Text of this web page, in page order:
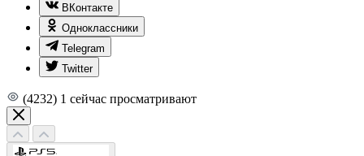
ВКонтакте
Одноклассники
Telegram
Twitter
(4232) 1 сейчас просматривают